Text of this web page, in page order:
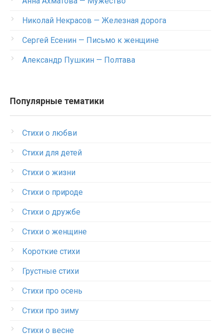
Николай Некрасов — Железная дорога
Сергей Есенин — Письмо к женщине
Александр Пушкин — Полтава
Популярные тематики
Стихи о любви
Стихи для детей
Стихи о жизни
Стихи о природе
Стихи о дружбе
Стихи о женщине
Короткие стихи
Грустные стихи
Стихи про осень
Стихи про зиму
Стихи о весне